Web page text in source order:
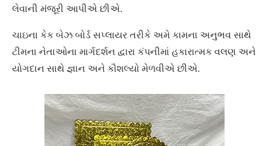
લેવાની મંજૂરી આપીએ છીએ.
ચાઇના કેક બેઝ બોર્ડ સપ્લાયર તરીકે અમે કામના અનુભવ સાથે
ટીમના નેતાઓના માર્ગદર્શન દ્વારા કંપનીમાં હકારાત્મક વલણ અને
યોગદાન સાથે જ્ઞાન અને કૌશલ્યો મેળવીએ છીએ.